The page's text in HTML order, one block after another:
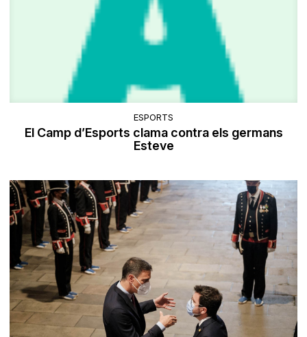
ESPORTS
El Camp d’Esports clama contra els germans
Esteve